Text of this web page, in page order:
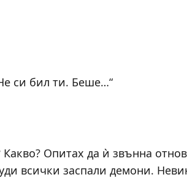
си бил ти. Беше…“
Опитах да ѝ звънна
всички заспали демони.